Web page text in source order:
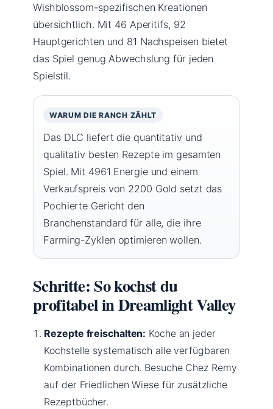
Wishblossom-spezifischen Kreationen
übersichtlich. Mit 46 Aperitifs, 92
Hauptgerichten und 81 Nachspeisen bietet
das Spiel genug Abwechslung für jeden
Spielstil.
WARUM DIE RANCH ZÄHLT
Das DLC liefert die quantitativ und
qualitativ besten Rezepte im gesamten
Spiel. Mit 4961 Energie und einem
Verkaufspreis von 2200 Gold setzt das
Pochierte Gericht den
Branchenstandard für alle, die ihre
Farming-Zyklen optimieren wollen.
Schritte: So kochst du
profitabel in Dreamlight Valley
Rezepte freischalten: Koche an jeder
Kochstelle systematisch alle verfügbaren
Kombinationen durch. Besuche Chez Remy
auf der Friedlichen Wiese für zusätzliche
Rezeptbücher.